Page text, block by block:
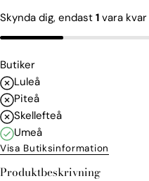
Skynda dig, endast 1 vara kvar
Butiker
Luleå
Piteå
Skellefteå
Umeå
Visa Butiksinformation
Produktbeskrivning